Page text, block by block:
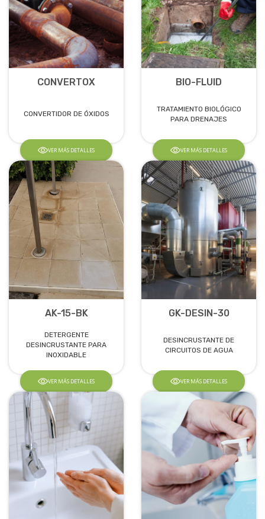
CONVERTOX
CONVERTIDOR DE ÓXIDOS
VER MÁS DETALLES
BIO-FLUID
TRATAMIENTO BIOLÓGICO
PARA DRENAJES
VER MÁS DETALLES
AK-15-BK
DETERGENTE
DESINCRUSTANTE PARA
INOXIDABLE
VER MÁS DETALLES
GK-DESIN-30
DESINCRUSTANTE DE
CIRCUITOS DE AGUA
VER MÁS DETALLES